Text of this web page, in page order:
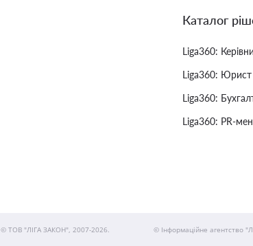
Каталог
Liga360:
Liga360: Юрист
Liga360:
Liga360: PR-
© ТОВ "ЛІГА ЗАКОН", 2007-2026. © Інформаційне агентство